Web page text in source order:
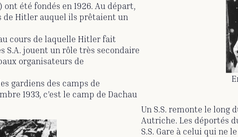
été fondés en 1926. Au départ,
de Hitler auquel ils prêtaient un
cours de laquelle Hitler fait
S.A. jouent un rôle très secondaire
organisateurs de
gardiens des camps de
1933, c’est le camp de Dachau
Un S.S. remonte le long
Autriche. Les déportés
S.S. Gare à celui qui ne